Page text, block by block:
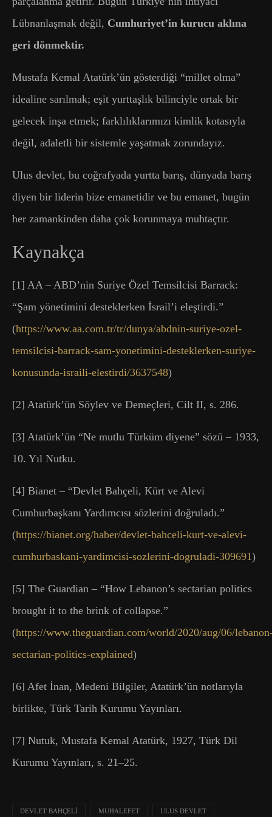
Lübnanlaşmak değil, Cumhuriyet’in kurucu aklına
geri dönmektir.
Mustafa Kemal Atatürk’ün gösterdiği “millet olma”
idealine sarılmak; eşit yurttaşlık bilinciyle ortak bir
gelecek inşa etmek; farklılıklarımızı kimlik kotasıyla
değil, adaletli bir sistemle yaşatmak zorundayız.
Ulus devlet, bu coğrafyada yurtta barış, dünyada barış
diyen bir liderin bize emanetidir ve bu emanet, bugün
her zamankinden daha çok korunmaya muhtaçtır.
Kaynakça
[1] AA – ABD’nin Suriye Özel Temsilcisi Barrack:
“Şam yönetimini desteklerken İsrail’i eleştirdi.”
(https://www.aa.com.tr/tr/dunya/abdnin-suriye-ozel-
temsilcisi-barrack-sam-yonetimini-desteklerken-suriye-
konusunda-israili-elestirdi/3637548)
[2] Atatürk’ün Söylev ve Demeçleri, Cilt II, s. 286.
[3] Atatürk’ün “Ne mutlu Türküm diyene” sözü – 1933,
10. Yıl Nutku.
[4] Bianet – “Devlet Bahçeli, Kürt ve Alevi
Cumhurbaşkanı Yardımcısı sözlerini doğruladı.”
(https://bianet.org/haber/devlet-bahceli-kurt-ve-alevi-
cumhurbaskani-yardimcisi-sozlerini-dogruladi-309691)
[5] The Guardian – “How Lebanon’s sectarian politics
brought it to the brink of collapse.”
(https://www.theguardian.com/world/2020/aug/06/
sectarian-politics-explained)
[6] Afet İnan, Medeni Bilgiler, Atatürk’ün notlarıyla
birlikte, Türk Tarih Kurumu Yayınları.
[7] Nutuk, Mustafa Kemal Atatürk, 1927, Türk Dil
Kurumu Yayınları, s. 21–25.
DEVLET BAHÇELİ MUHALEFET ULUS DEVLET